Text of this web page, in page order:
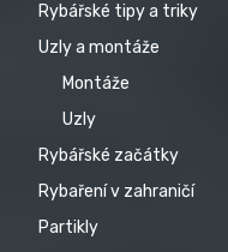
Rybářské tipy a triky
Uzly a montáže
Montáže
Uzly
Rybářské začátky
Rybaření v zahraničí
Partikly